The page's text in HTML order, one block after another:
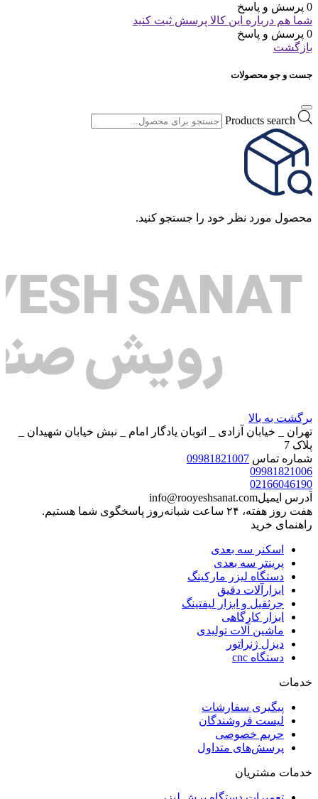
0 پرسش و پاسخ
شما هم درباره این کالا پرسش ثبت کنید
0 پرسش و پاسخ
بازگشت
جست و جو محصولات
Products search
محصول مورد نظر خود را جستجو کنید.
برگشت به بالا
تهران _ خیابان آزادی _ اتوبان یادگار امام _ نبش خیابان شهیدان _
پلاک 7
شماره تماس 09981821007
09981821006
02166046190
آدرس ایمیلinfo@rooyeshsanat.com
هفت روز هفته، ۲۴ ساعت شبانه‌روز پاسخگوی شما هستیم.
راهنمای خرید
اسکنر سه بعدی
پرینتر سه بعدی
دستگاه لیزر مارکینگ
ابزارآلات دقیق
جرثقیل و ابزار لیفتینگ
ابزار کارگاهی
ماشین آلات تولیدی
دیزل ژنراتور
دستگاه cnc
خدمات
پیگیری سفارشات
لیست فروشندگان
حریم خصوصی
پرسش‌های متداول
خدمات مشتریان